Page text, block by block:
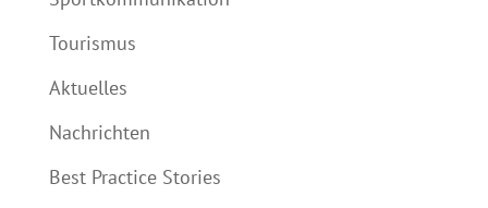
Tourismus
Aktuelles
Nachrichten
Best Practice Stories